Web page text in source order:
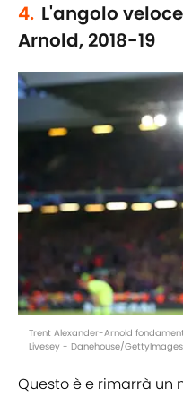
4. L'angolo
Arnold, 2018-19
Trent Alexander-Arnold
Livesey - Danehouse/GettyImages
Questo è e rimarrà